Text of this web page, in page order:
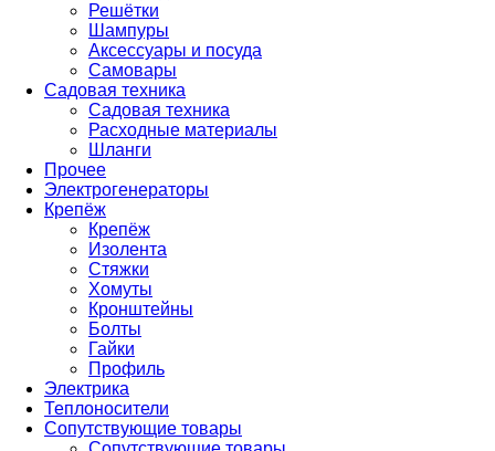
Решётки
Шампуры
Аксессуары и посуда
Самовары
Садовая техника
Садовая техника
Расходные материалы
Шланги
Прочее
Электрогенераторы
Крепёж
Крепёж
Изолента
Стяжки
Хомуты
Кронштейны
Болты
Гайки
Профиль
Электрика
Теплоносители
Сопутствующие товары